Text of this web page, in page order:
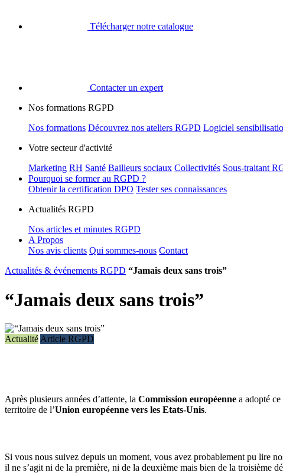
Télécharger notre catalogue
Contacter un expert
Nos formations RGPD
Nos formations Découvrez nos ateliers RGPD Logiciel
Votre secteur d'activité
Marketing RH Santé Bailleurs sociaux Collectivités Sous-traitant
Pourquoi se former au RGPD ?
Obtenir la certification DPO Tester ses connaissances
Actualités RGPD
Nos articles et minutes RGPD
A Propos
Nos avis clients Qui sommes-nous Contact
Actualités & événements RGPD “Jamais deux sans trois”
“Jamais deux sans trois”
Actualité Article RGPD
Après plusieurs années d’attente, la Commission européenne a adopté
territoire de l’Union européenne vers les Etats-Unis.
Si vous nous suivez depuis un moment, vous avez probablement pu lire
il ne s’agit ni de la première, ni de la deuxième mais bien de la troisième